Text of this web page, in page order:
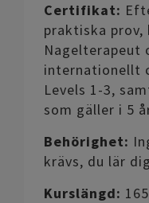
Certifikat:
praktiska
Nagelterapeut
internationellt
Levels 1-3,
som gäller i 5
Behörighet:
krävs, du lär
Kurslängd: